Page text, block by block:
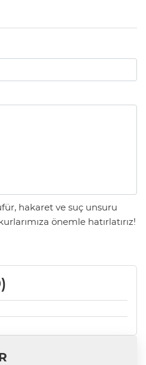
hakaret ve suç unsuru
önemle hatırlatırız!
)